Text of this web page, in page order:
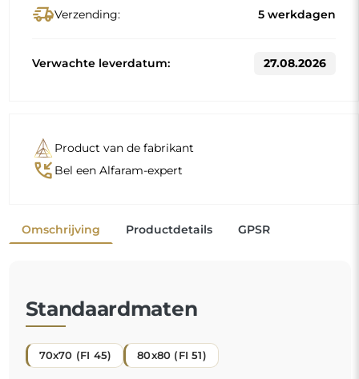
delivery_truck_speedVerzending: 5 werkdagen
Verwachte leverdatum: 27.08.2026
Product van de fabrikant
phone_callback Bel een Alfaram-expert
Omschrijving Productdetails GPSR
Standaardmaten
70x70 (FI 45) 80x80 (FI 51)